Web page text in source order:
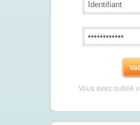
Vous avez oublié